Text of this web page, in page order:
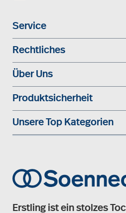
Service
Rechtliches
Über Uns
Produktsicherheit
Unsere Top Kategorien
Erstling ist ein stolzes